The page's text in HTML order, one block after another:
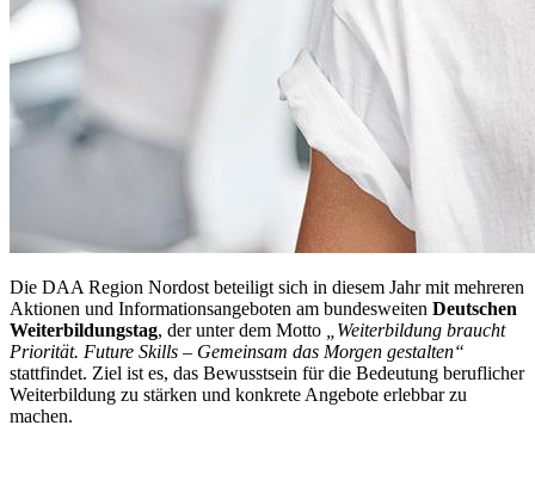
Die DAA Region Nordost beteiligt sich in diesem Jahr mit mehreren
Aktionen und Informationsangeboten am bundesweiten Deutschen
Weiterbildungstag, der unter dem Motto „Weiterbildung braucht
Priorität. Future Skills – Gemeinsam das Morgen gestalten“
stattfindet. Ziel ist es, das Bewusstsein für die Bedeutung beruflicher
Weiterbildung zu stärken und konkrete Angebote erlebbar zu
machen.